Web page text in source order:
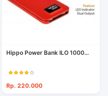
Hippo Power Bank ILO 1000...
Rp. 220.000